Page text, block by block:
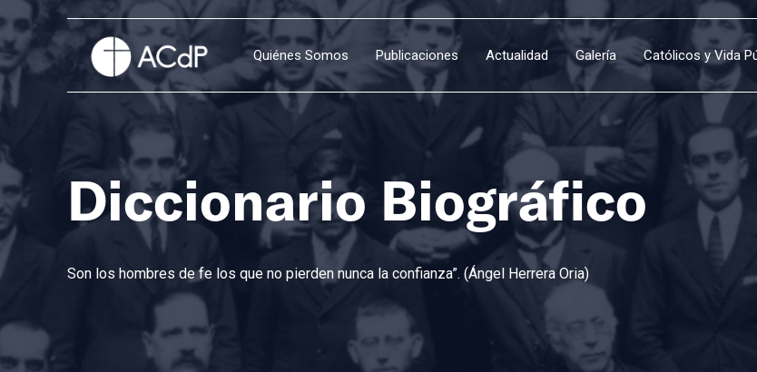
Quiénes Somos Publicaciones Actualidad Galería Católicos y Vida
Diccionario Biográfico
Son los hombres de fe los que no pierden nunca la confianza”. (Ángel Herrera Oria)